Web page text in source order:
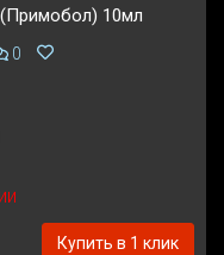
10мл
0
Купить в 1 клик